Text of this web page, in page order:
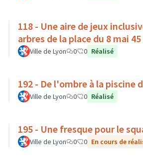
118 - Une aire de jeux
arbres de la place du 8 mai 45
Ville de Lyon 0 0 Réalisé
192 - De l'ombre à la piscine
Ville de Lyon 0 0 Réalisé
195 - Une fresque pour le
Ville de Lyon 0 0 En cours de